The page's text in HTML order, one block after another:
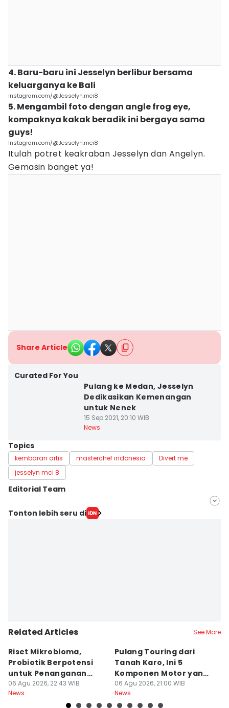
4. Baru-baru ini Jesselyn berlibur bersama
keluarganya ke Bali
Instagram.com/@Jesselyn.mci8
5. Mengambil foto dengan angle frog eye,
kompaknya kakak beradik ini bergaya sama
guys!
Instagram.com/@Jesselyn.mci8
Itulah potret keakraban Jesselyn dan Angelyn.
Gemasin banget ya!
Share Article
Curated For You
Pulang ke Medan, Jesselyn
Dedikasikan Kemenangan
untuk Nenek
15 Sep 2021, 20:10 WIB
News
Topics
kembaran artis masterchef indonesia
Divert me
jesselyn mci 8
Editorial Team
Editor
Tonton lebih seru di
Related Articles See More
Riset Mikrobioma,
Probiotik Berpotensi
untuk Penanganan
Jerawat
06 Agu 2026, 22:43 WIB
News
Pulang Touring dari
Tanah Karo, Ini 5
Komponen Motor yang
Wajib Dicek
06 Agu 2026, 21:00 WIB
News